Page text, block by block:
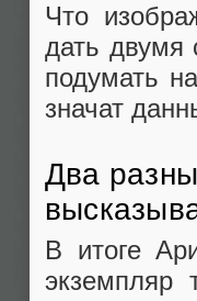
Что
дать
подумать
значат
Два
В итоге
экземпляр